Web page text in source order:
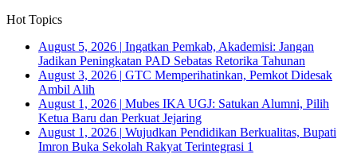
Hot Topics
August 5, 2026 | Ingatkan Pemkab, Akademisi: Jangan
Jadikan Peningkatan PAD Sebatas Retorika Tahunan
August 3, 2026 | GTC Memperihatinkan, Pemkot Didesak
Ambil Alih
August 1, 2026 | Mubes IKA UGJ: Satukan Alumni, Pilih
Ketua Baru dan Perkuat Jejaring
August 1, 2026 | Wujudkan Pendidikan Berkualitas, Bupati
Imron Buka Sekolah Rakyat Terintegrasi 1